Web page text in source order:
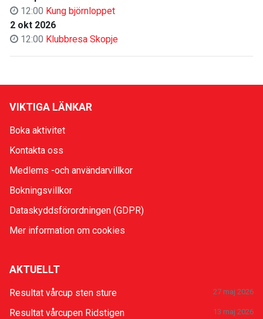
12:00 Kung björnloppet
2 okt 2026
12:00 Klubbresa Skopje
VIKTIGA LÄNKAR
Boka aktivitet
Kontakta oss
Medlems -och användarvillkor
Bokningsvillkor
Dataskyddsförordningen (GDPR)
Mer information om cookies
AKTUELLT
Resultat vårcup sten sture 27 maj 2026
Resultat vårcupen Ridstigen 13 maj 2026